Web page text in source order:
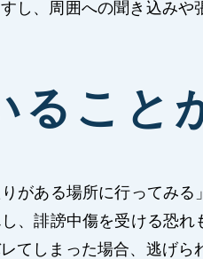
、周囲への聞き込みや
ること
がある場所に行ってみ
、誹謗中傷を受ける恐れ
しまった場合、逃げら